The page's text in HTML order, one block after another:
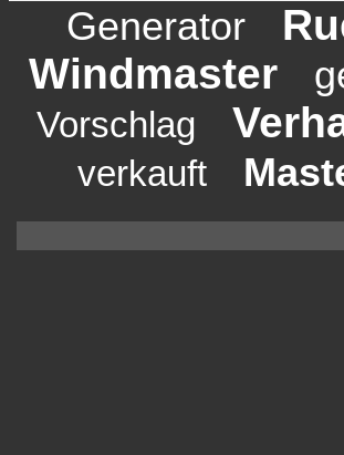
Generator
Windmaster
Vorschlag
verkauft